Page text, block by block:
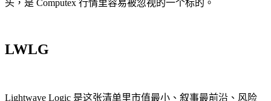
头，是 Computex 行情里容易被忽视的一个标的。
LWLG
Lightwave Logic 是这张清单里市值最小、叙事最前沿、风险